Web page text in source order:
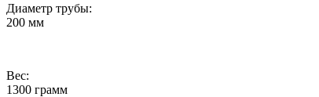
Диаметр трубы:
200 мм
Вес:
1300 грамм